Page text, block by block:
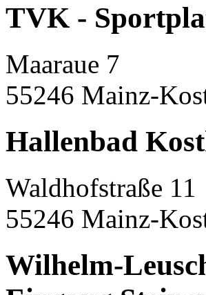
TVK -
Maaraue 7
55246 Mainz-
Hallenbad
Waldhofstraße 11
55246 Mainz-
Wilhelm-